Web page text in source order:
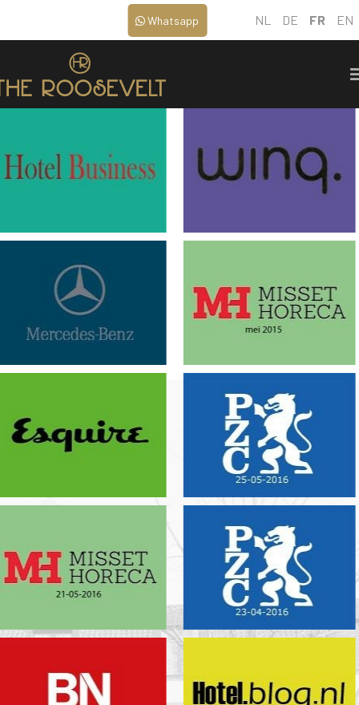
NL DE FR EN
Whatsapp